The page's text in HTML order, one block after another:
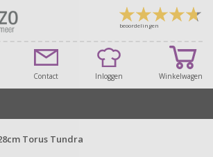
beoordelingen
Contact Inloggen Winkelwagen
Torus Tundra